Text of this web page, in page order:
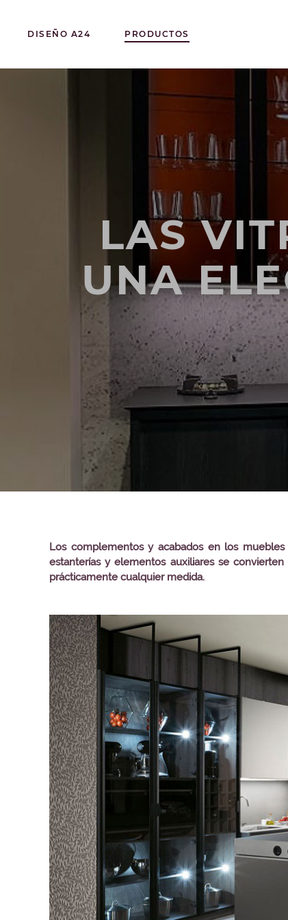
DISEÑO A24 PRODUCTOS
LAS
UNA
Los complementos y acabados en los
estanterías y elementos auxiliares se
prácticamente cualquier medida.